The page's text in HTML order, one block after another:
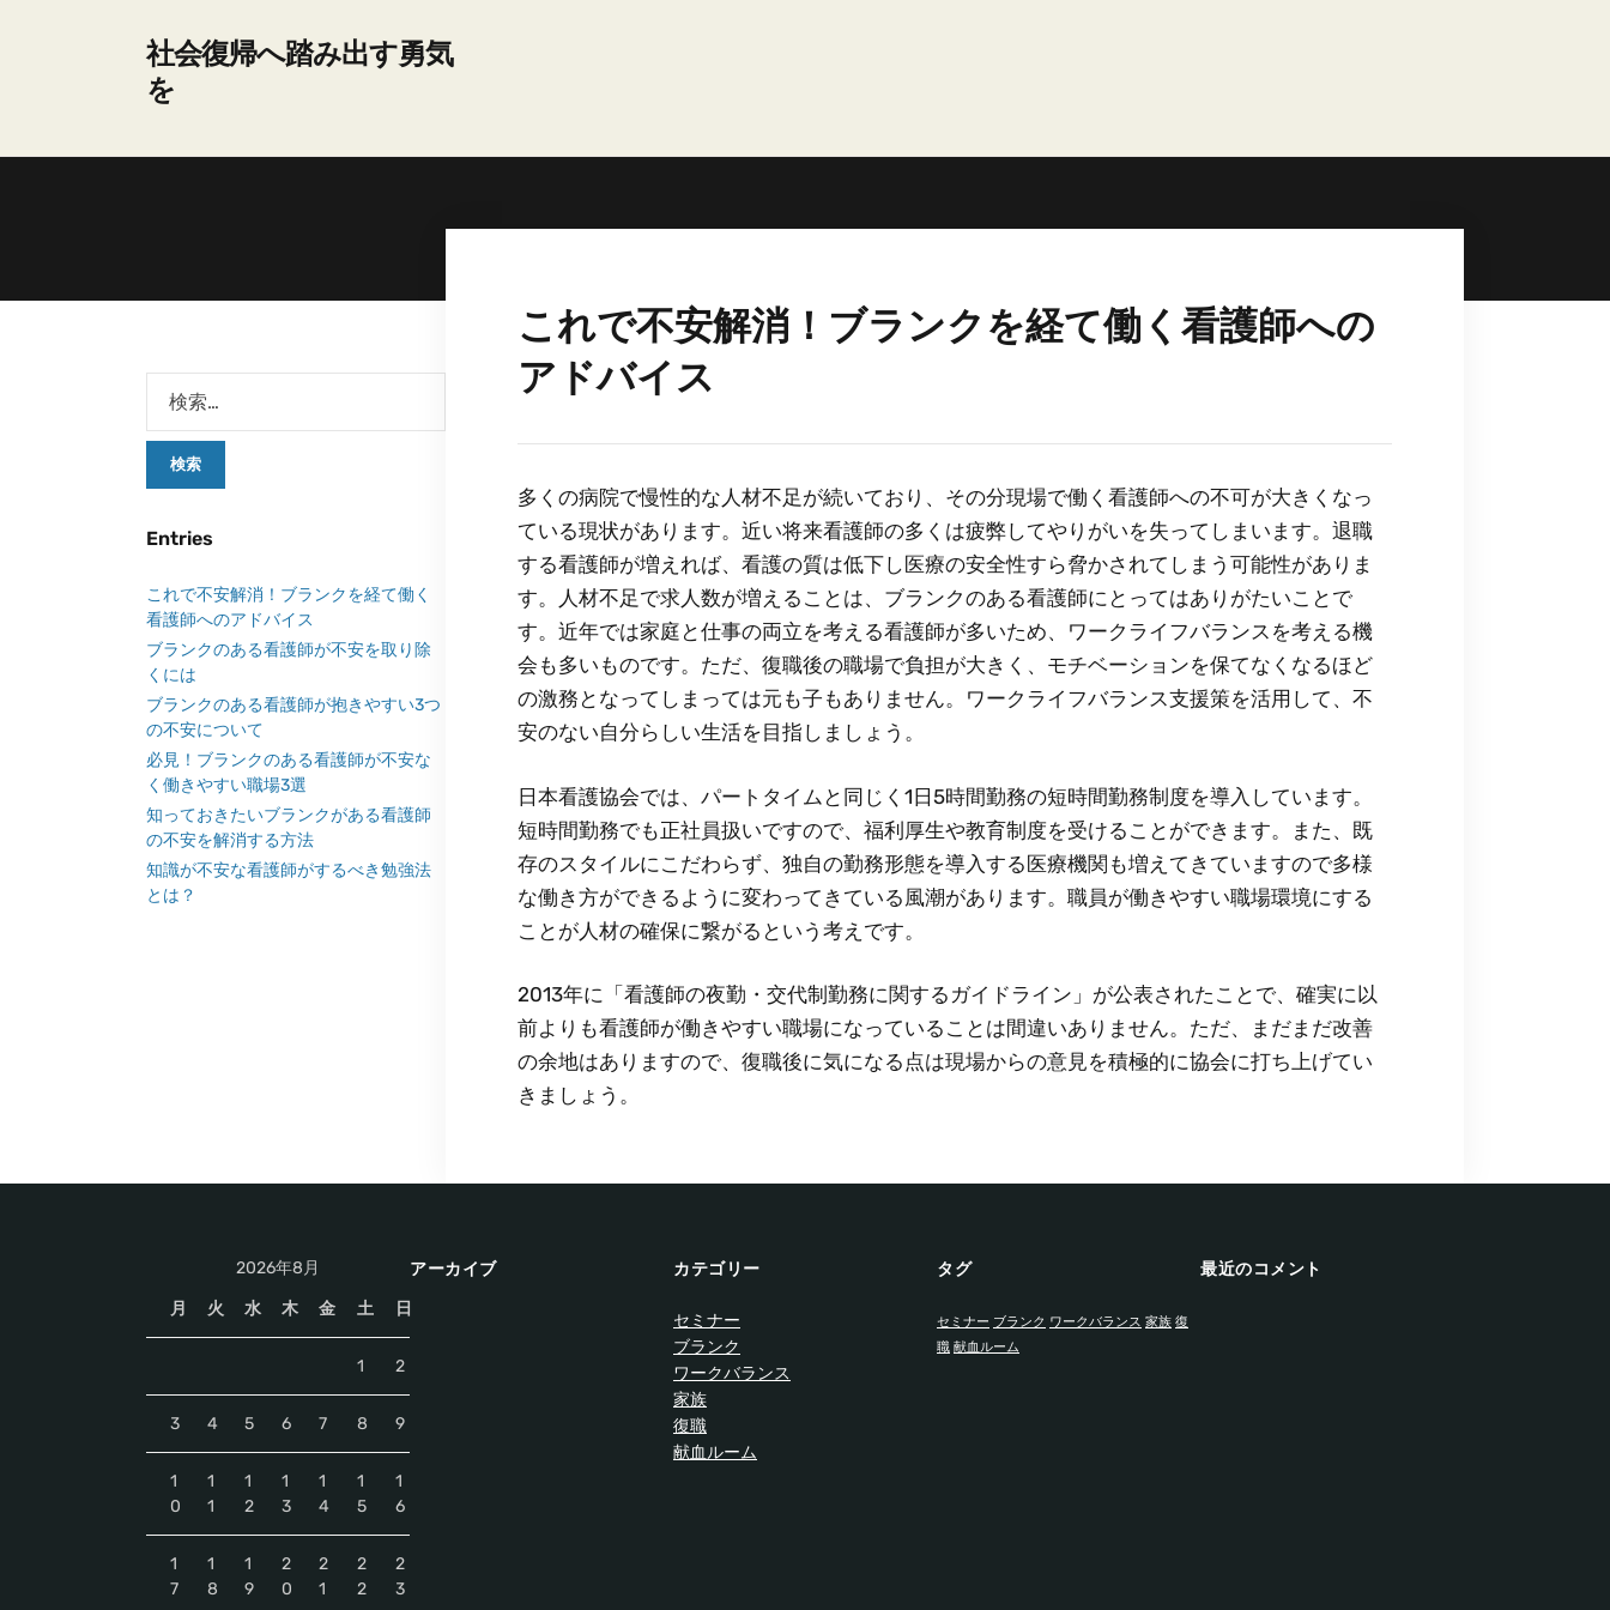
社会復帰へ踏み出す勇気
を
これで不安解消！ブランクを経て働く看護師への
アドバイス
多くの病院で慢性的な人材不足が続いており、その分現場で働く看護師への不可が大きくなっ
ている現状があります。近い将来看護師の多くは疲弊してやりがいを失ってしまいます。退職
する看護師が増えれば、看護の質は低下し医療の安全性すら脅かされてしまう可能性がありま
す。人材不足で求人数が増えることは、ブランクのある看護師にとってはありがたいことで
す。近年では家庭と仕事の両立を考える看護師が多いため、ワークライフバランスを考える機
会も多いものです。ただ、復職後の職場で負担が大きく、モチベーションを保てなくなるほど
の激務となってしまっては元も子もありません。ワークライフバランス支援策を活用して、不
安のない自分らしい生活を目指しましょう。
日本看護協会では、パートタイムと同じく1日5時間勤務の短時間勤務制度を導入しています。
短時間勤務でも正社員扱いですので、福利厚生や教育制度を受けることができます。また、既
存のスタイルにこだわらず、独自の勤務形態を導入する医療機関も増えてきていますので多様
な働き方ができるように変わってきている風潮があります。職員が働きやすい職場環境にする
ことが人材の確保に繋がるという考えです。
2013年に「看護師の夜勤・交代制勤務に関するガイドライン」が公表されたことで、確実に以
前よりも看護師が働きやすい職場になっていることは間違いありません。ただ、まだまだ改善
の余地はありますので、復職後に気になる点は現場からの意見を積極的に協会に打ち上げてい
きましょう。
Entries
これで不安解消！ブランクを経て働く
看護師へのアドバイス
ブランクのある看護師が不安を取り除
くには
ブランクのある看護師が抱きやすい3つ
の不安について
必見！ブランクのある看護師が不安な
く働きやすい職場3選
知っておきたいブランクがある看護師
の不安を解消する方法
知識が不安な看護師がするべき勉強法
とは？
2026年8月
月
火 水 木 金 土 日
1 2
3 4 5 6 7 8 9
1
0
1
1
1
2
1
3
1
4
1
5
1
6
1
7
1
8
1
9
2
0
2
1
2
2
2
3
アーカイブ カテゴリー
セミナー
ブランク
ワークバランス
家族
復職
献血ルーム
タグ
セミナー ブランク ワークバランス 家族 復
職 献血ルーム
最近のコメント